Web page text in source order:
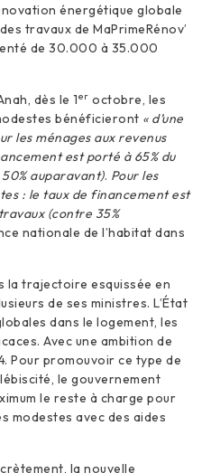
énergétique globale
travaux de MaPrimeRénov’
de 30.000 à 35.000
dès le 1er octobre, les
bénéficieront « d’une
les ménages aux revenus
est porté à 65% du
auparavant). Pour les
: le taux de financement est
(contre 35%
nationale de l’habitat dans
la trajectoire esquissée en
de ses ministres. L’État
dans le logement, les
Avec une ambition de
Pour promouvoir ce type de
le gouvernement
le reste à charge pour
modestes avec des aides
la nouvelle